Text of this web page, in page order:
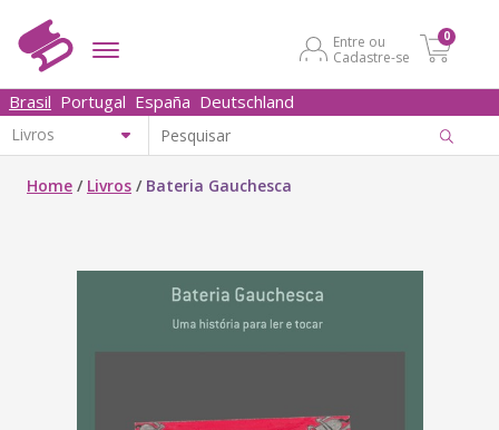
Entre ou
Cadastre-se
0
Brasil Portugal España Deutschland
Home / Livros / Bateria Gauchesca